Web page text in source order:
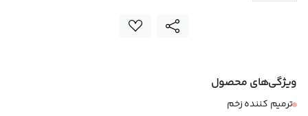
ویژگی‌های محصول
ترمیم کننده زخم